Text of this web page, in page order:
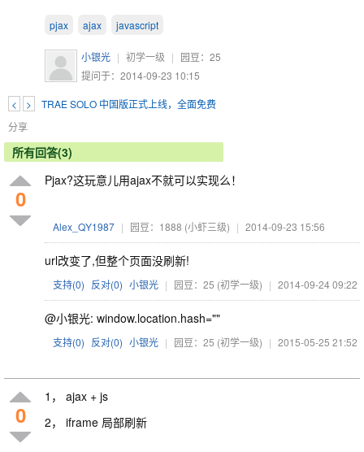
pjax ajax javascript
小银光 | 初学一级 | 园豆： 25
提问于：2014-09-23 10:15
< >
TRAE SOLO 中国版正式上线，全面免费
分享
所有回答(3)
0
Pjax?这玩意儿用ajax不就可以实现么！
Alex_QY1987 | 园豆：1888 (小虾三级) | 2014-09-23 15:56
url改变了,但整个页面没刷新!
支持(0) 反对(0) 小银光 | 园豆：25 (初学一级) | 2014-09-24 09:22
@小银光: window.location.hash=""
支持(0) 反对(0) 小银光 | 园豆：25 (初学一级) | 2015-05-25 21:52
0
1， ajax + js
2， iframe 局部刷新